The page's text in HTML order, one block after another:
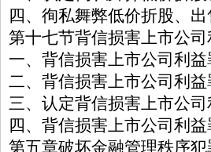
四、徇私舞弊低价折股、
第十七节背信损害上市公司
一、背信损害上市公司利
二、背信损害上市公司利
三、认定背信损害上市公
四、背信损害上市公司利
第五章破坏金融管理秩序